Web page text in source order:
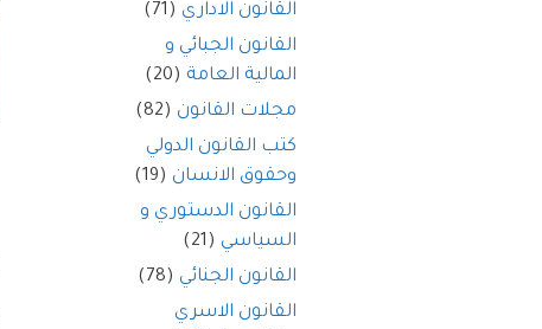
القانون الاداري (71)
القانون الجبائي و
المالية العامة (20)
مجلات القانون (82)
كتب القانون الدولي
وحقوق الانسان (19)
القانون الدستوري و
السياسي (21)
القانون الجنائي (78)
القانون الاسري